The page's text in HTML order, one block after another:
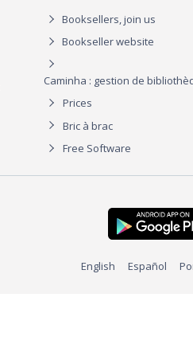
Booksellers, join us
Bookseller website
Caminha : gestion de
Prices
Bric à brac
Free Software
English Español